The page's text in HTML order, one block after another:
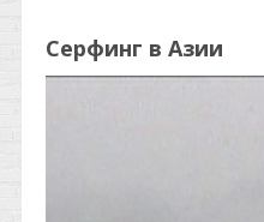
Серфинг в Азии